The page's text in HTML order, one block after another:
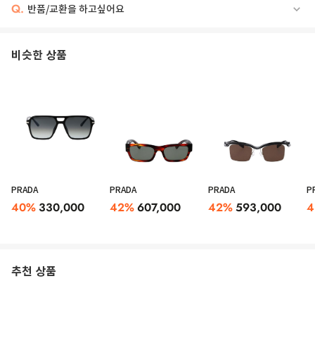
Q. 반품/교환을 하고싶어요
비슷한 상품
PRADA
40% 330,000
PRADA
42%607,000
PRADA
42%593,000
추천 상품